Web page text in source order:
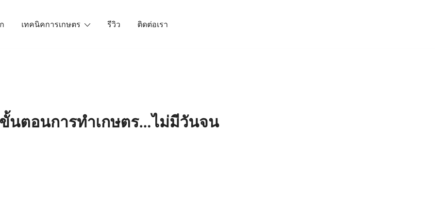
เทคนิคการเกษตร รีวิว ติดต่อเรา
ขั้นตอนการทำเกษตร…ไม่มีวันจน